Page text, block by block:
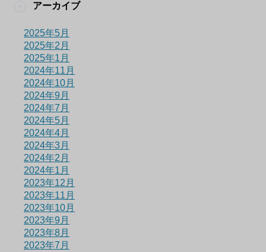
アーカイブ
2025年5月
2025年2月
2025年1月
2024年11月
2024年10月
2024年9月
2024年7月
2024年5月
2024年4月
2024年3月
2024年2月
2024年1月
2023年12月
2023年11月
2023年10月
2023年9月
2023年8月
2023年7月